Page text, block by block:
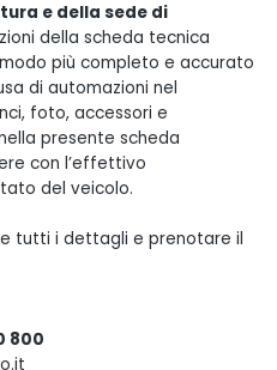
e della sede di
della scheda tecnica
più completo e accurato
di automazioni nel
foto, accessori e
presente scheda
con l’effettivo
del veicolo.
tutti i dettagli e prenotare il
800